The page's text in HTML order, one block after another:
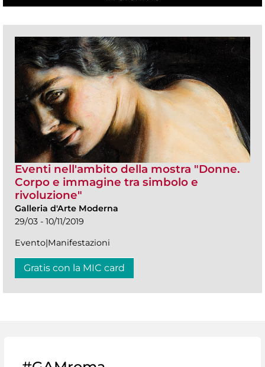
Eventi nell'ambito della mostra "Donne.
Corpo e immagine tra simbolo e
rivoluzione"
Galleria d'Arte Moderna
29/03 - 10/11/2019
Evento|Manifestazioni
Gratis con la MIC card